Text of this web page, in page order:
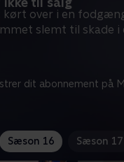
over i en
slemt til skade i
dit abonnement på
Sæson 16 Sæson 17